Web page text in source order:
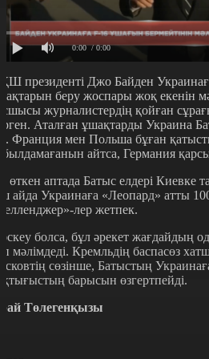
0:00 / 0:00
президенті Джо Байден
беру жоспары жоқ екенін
журналистердің қойған
Аталған ұшақтарды Украина
Франция мен Польша бұған
айтса, Германия
өткен аптада Батыс елдері Киевке
айда Украинаға «Леопард» атты
лер жетпек.
болса, бұл әрекет жағдайдың
мәлімдеді. Кремльдің баспасөз
сөзінше, Батыстың
барысын өзгертпейді.
Төлегенқызы